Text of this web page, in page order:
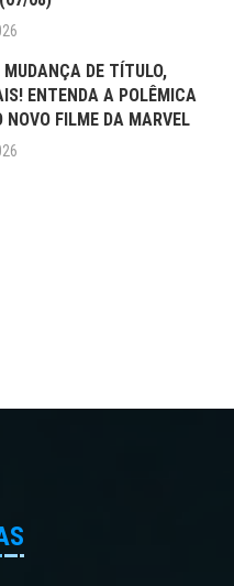
DE TÍTULO,
ENTENDA A POLÊMICA
NOVO FILME DA MARVEL